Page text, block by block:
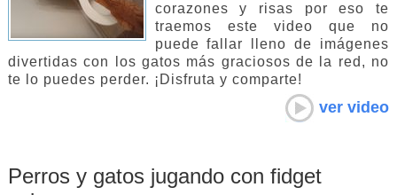
corazones y risas por eso te
traemos este video que no
puede fallar lleno de imágenes
divertidas con los gatos más graciosos de la red, no
te lo puedes perder. ¡Disfruta y comparte!
ver video
Perros y gatos jugando con fidget